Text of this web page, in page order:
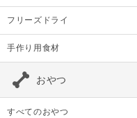
フリーズドライ
手作り用食材
おやつ
すべてのおやつ